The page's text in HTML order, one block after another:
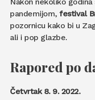
pandemijom,festival
pozornicu kako bi u
ali i pop glazbe.
Rapored po
Četvrtak 8. 9. 2022.